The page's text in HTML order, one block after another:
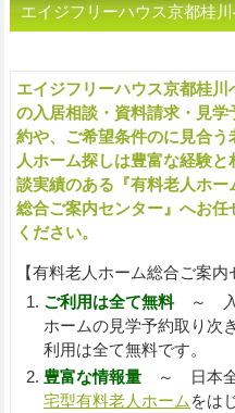
エイジフリーハウス京都桂
エイジフリーハウス京都桂川
の入居相談・資料請求・見学
約や、ご希望条件のに見合う
人ホーム探しは豊富な経験と
談実績のある『有料老人ホー
総合ご案内センター』へお任
ください。
【有料老人ホーム総合ご案内
ご利用は全て無料～ 入
ホームの見学予約取り次
利用は全て無料です。
豊富な情報量～ 日本全
宅型有料老人ホーム をは